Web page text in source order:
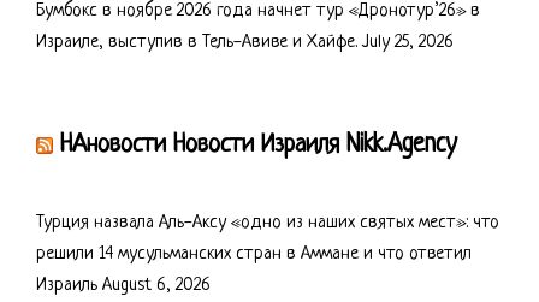
Бумбокс в ноябре 2026 года начнет тур «Дронотур’26» в
Израиле, выступив в Тель-Авиве и Хайфе. July 25, 2026
НАновости Новости Израиля Nikk.Agency
Турция назвала Аль-Аксу «одно из наших святых мест»: что
решили 14 мусульманских стран в Аммане и что ответил
Израиль August 6, 2026